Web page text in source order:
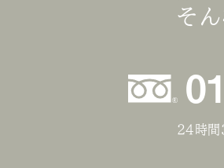
そ
24時間